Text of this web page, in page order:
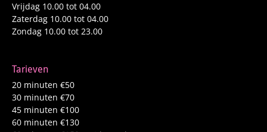
Vrijdag 10.00 tot 04.00
Zaterdag 10.00 tot 04.00
Zondag 10.00 tot 23.00
Tarieven
20 minuten €50
30 minuten €70
45 minuten €100
60 minuten €130